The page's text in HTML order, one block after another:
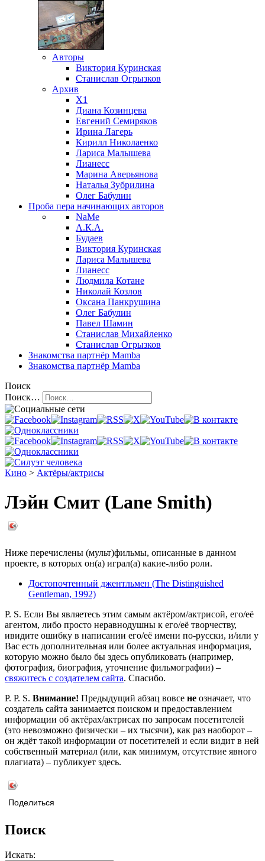
Авторы
Виктория Куринская
Станислав Огрызков
Архив
X1
Диана Козинцева
Евгений Семиряков
Ирина Лагерь
Кирилл Николаенко
Лариса Малышева
Лианесс
Марина Аверьянова
Наталья Зубрилина
Олег Бабулин
Проба пера начинающих авторов
NaMe
А.К.А.
Будаев
Виктория Куринская
Лариса Малышева
Лианесс
Людмила Котане
Николай Козлов
Оксана Панкрушина
Олег Бабулин
Павел Шамин
Станислав Михайленко
Станислав Огрызков
Знакомства партнёр Mamba
Знакомства партнёр Mamba
Поиск
Поиск…
Кино > Актёры/актрисы
Лэйн Смит (Lane Smith)
Ниже перечислены (мульт)фильмы, описанные в данном
проекте, в которых он(а) играл(а) какие-либо роли.
Достопочтенный джентльмен (The Distinguished
Gentleman, 1992)
P. S. Если Вы являетесь этим самым актёром/актрисой, его/её
агентом, либо просто неравнодушны к его/её творчеству,
ивидите ошибку в написании его/её имени по-русски, и/или у
Вас есть дополнительная или более актуальная информация,
которую можно было бы здесь опубликовать (например,
фотография, биография, уточнение фильмографии) –
свяжитесь с создателем сайта. Спасибо.
P. P. S. Внимание! Предыдущий абзац вовсе не означает, что
создатель сайта занимается поиском и предоставлением
информации об актёрах/актрисах по запросам посетителей
(это невозможно физически – их тысячи), как раз наоборот –
он ждёт такой информации от посетителей и если видит в ней
собственный материал (или, как минимум, отсутствие явного
плагиата) – публикует здесь.
Поделиться
Поиск
Искать: